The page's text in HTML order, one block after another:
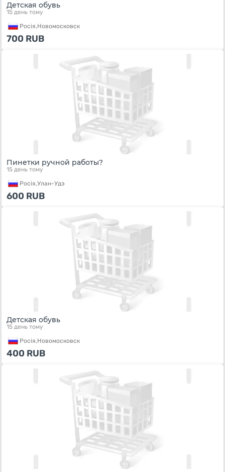
Детская обувь
15 день тому
Росiя,Новомосковск
700 RUB
Пинетки ручной работы?
15 день тому
Росiя,Улан-Удэ
600 RUB
Детская обувь
15 день тому
Росiя,Новомосковск
400 RUB